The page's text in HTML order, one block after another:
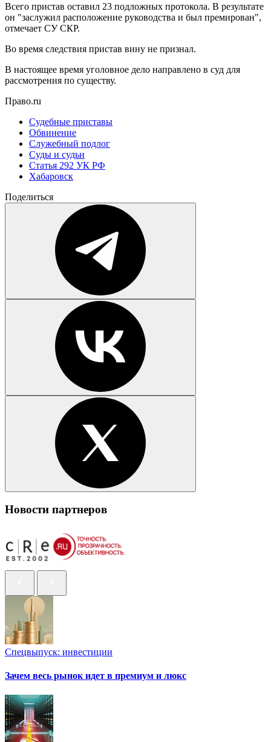
Всего пристав оставил 23 подложных протокола. В результате
он "заслужил расположение руководства и был премирован",
отмечает СУ СКР.
Во время следствия пристав вину не признал.
В настоящее время уголовное дело направлено в суд для
рассмотрения по существу.
Право.ru
Судебные приставы
Обвинение
Служебный подлог
Суды и судьи
Статья 292 УК РФ
Хабаровск
Поделиться
Новости партнеров
Спецвыпуск: инвестиции
Зачем весь рынок идет в премиум и люкс